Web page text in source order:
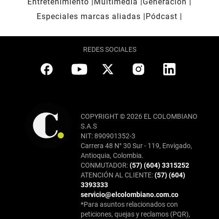
Especiales marcas aliadas
Pódcast
REDES SOCIALES
COPYRIGHT © 2026 EL COLOMBIANO
S.A.S
NIT: 890901352-3
Carrera 48 N° 30 Sur - 119, Envigado,
Antioquia, Colombia.
CONMUTADOR:(57) (604) 3315252
ATENCIÓN AL CLIENTE:(57) (604)
3393333
servicio@elcolombiano.com.co
*Para asuntos relacionados con
peticiones, quejas y reclamos (PQR),